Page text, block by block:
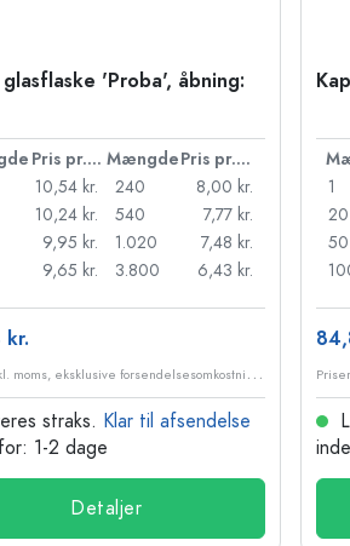
'Proba', åbning:
Pris pr. stk. Mængde
Pris pr. stk.
10,54 kr.
10,24 kr.
9,95 kr.
9,65 kr.
240
8,00 kr.
540
7,77 kr.
1.020
7,48 kr.
3.800
6,43 kr.
kr.
P
riser inkl. moms, eksklusive forsendelsesomkostninger
straks. Klar til afsendelse
1-2 dage
Detaljer
1
20
50